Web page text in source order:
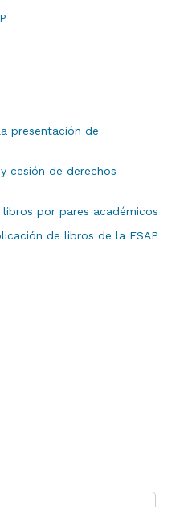
presentación de
cesión de derechos
por pares académicos
de libros de la ESAP